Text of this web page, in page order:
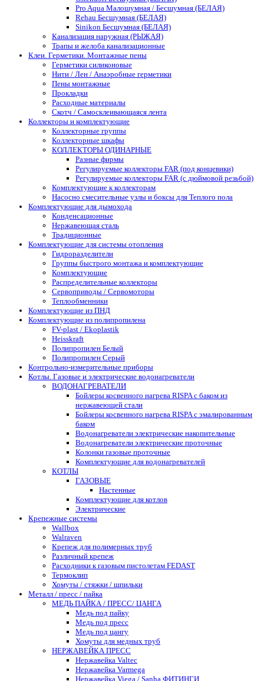
Pro Aqua Малошумная / Бесшумная (БЕЛАЯ)
Rehau Бесшумная (БЕЛАЯ)
Sinikon Бесшумная (БЕЛАЯ)
Канализация наружная (РЫЖАЯ)
Трапы и желоба канализационные
Клеи. Герметики. Монтажные пены
Герметики силиконовые
Нити / Лен / Анаэробные герметики
Пены монтажные
Прокладки
Расходные материалы
Скотч / Самосклеивающаяся лента
Коллекторы и комплектующие
Коллекторные группы
Коллекторные шкафы
КОЛЛЕКТОРЫ ОДИНАРНЫЕ
Разные фирмы
Регулируемые коллекторы FAR (под концевики)
Регулируемые коллекторы FAR (с дюймовой резьбой)
Комплектующие к коллекторам
Насосно смесительные узлы и боксы для Теплого пола
Комплектующие для дымохода
Конденсационные
Нержавеющая сталь
Традиционные
Комплектующие для системы отопления
Гидроразделители
Группы быстрого монтажа и комплектующие
Комплектующие
Распределительные коллекторы
Сервоприводы / Сервомоторы
Теплообменники
Комплектующие из ПНД
Комплектующие из полипропилена
FV-plast / Ekoplastik
Heisskraft
Полипропилен Белый
Полипропилен Серый
Контрольно-измерительные приборы
Котлы. Газовые и электрические водонагреватели
ВОДОНАГРЕВАТЕЛИ
Бойлеры косвенного нагрева RISPA с баком из
нержавеющей стали
Бойлеры косвенного нагрева RISPA с эмалированным
баком
Водонагреватели электрические накопительные
Водонагреватели электрические проточные
Колонки газовые проточные
Комплектующие для водонагревателей
КОТЛЫ
ГАЗОВЫЕ
Настенные
Комплектующие для котлов
Электрические
Крепежные системы
Wallbox
Walraven
Крепеж для полимерных труб
Различный крепеж
Расходники к газовым пистолетам FEDAST
Термоклип
Хомуты / стяжки / шпильки
Металл / пресс / пайка
МЕДЬ ПАЙКА / ПРЕСС/ ЦАНГА
Медь под пайку
Медь под пресс
Медь под цангу
Хомуты для медных труб
НЕРЖАВЕЙКА ПРЕСС
Нержавейка Valtec
Нержавейка Varmega
Нержавейка Viega / Sanha ФИТИНГИ